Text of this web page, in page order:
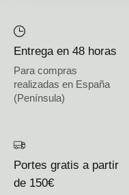
Entrega en 48 horas
Para compras
realizadas en España
(Península)
Portes gratis a partir
de 150€